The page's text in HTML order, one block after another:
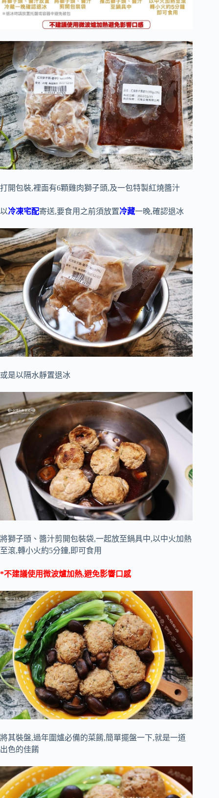
打開包裝,裡面有6顆雞肉獅子頭,及一包特製紅燒醬汁
以冷凍宅配寄送,要食用之前須放置冷藏一晚,確認退冰
或是以隔水靜置退冰
將獅子頭、醬汁剪開包裝袋,一起放至鍋具中,以中火加熱
至滾,轉小火約5分鐘,即可食用
*不建議使用微波爐加熱,避免影響口感
將其裝盤,過年圍爐必備的菜餚,簡單擺盤一下,就是一道
出色的佳餚